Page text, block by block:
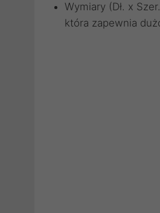
Wymiary (Dł. x
która zapewnia